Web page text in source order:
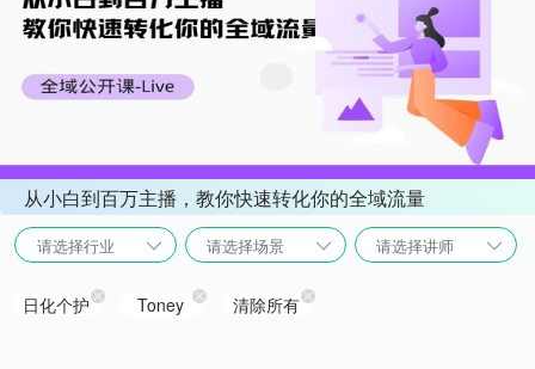
从小白到百万主播，教你快速转化你的全域流量
请选择行业 请选择场景 请选择讲师
日化个护 Toney 清除所有